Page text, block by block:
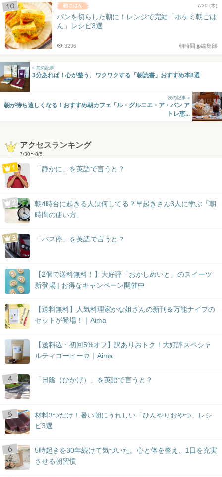
7/30 (木)
パンを切らした朝に！レンジで完結「ホケミ朝ごは
ん」レシピ3選
朝時間.jp編集部
3296
« 前の記事
3分あれば！心が整う、ワクワクする「朝読書」おすすめ本8選
次の記事 »
朝が待ち遠しくなる！おすすめ朝カフェ「ル・グルニエ・ア・パン ア
トレ恵...
アクセスランキング
7/30〜8/5
「静かに」を英語で言うと？
朝4時台に起きる人は何してる？早起きさん3人に学ぶ「朝
時間の使い方」
「バス停」を英語で言うと？
【2個で送料無料！】大好評「おかしめいと」のスイーツ
新登場 | お得なキャンペーン開催中
【送料無料】人気料理家かな姐さんの新刊＆万能ナイフの
セットが登場！｜Aima
【送料込・初回5%オフ】訳ありおトク！大好評スペシャ
ルティコーヒー豆｜Aima
「日陰（ひかげ）」を英語で言うと？
材料3つだけ！暑い朝にうれしい「ひんやりおやつ」レシ
ピ3選
5時起きを30年続けて気づいた。心と体を整え、1日を充実
させる朝習慣